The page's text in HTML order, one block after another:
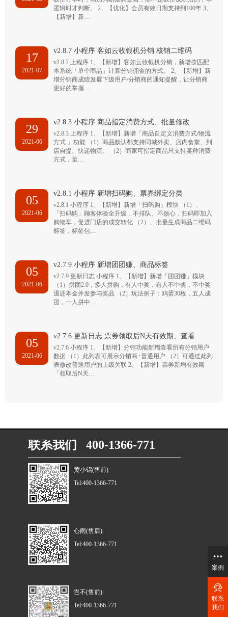
逻辑时才判断。 2、【优化】会员有效日期支持到100年 3、
【新增】新…
17
2021-07
v2.8.7 小程序 客如云收银机分销 核销二维码
v2.8.7 上程序 1、【新增】客如云收银机分销，新增按匹配
本系统「单个商品」计算分销佣金的方式。 2、【新增】新
增分销商成绩发展下级用户/分销商的通知提醒，让分销商
更好的掌握…
29
2021-06
v2.8.3 小程序 商品指定消费方式、批量修改
v2.8.3 上程序 1、【新增】新增「商品自定义消费方式/物流
方式 」功能 （1）商品默认都支持同城外卖、店内食堂、到
店自提、快递物流。 （2）商家可指定商品只支持某种消费
方式，至…
05
2021-06
v2.8.1 小程序 新增扫码购、票券绑定分类
v2.8.1 小程序 1、【新增】新增「扫码购」模块 （1）、
「扫码购」顾客体验全升级，不排队、不烦心，扫码即加入
购物车，促进门店的成交转化 （2）、批量生成商品二维码
标签，标签包…
05
2021-06
v2.7.9 小程序 新增团团赚、商品标签
v2.7.9 更新日志 小程序 1、【新增】新增「团团赚」模块
（1）拼团2.0，多人拼购，有人中奖，有人不中奖，不中奖
退还本金并发参与奖品 （2）玩法例子：鸡蛋30枚，五人成
团，一人拼中…
05
2021-06
v2.7.6 更新日志 票券领取后N天有效期、查看
v2.7.6 小程序 1、【新增】分销功能新增查看所有分销用户
数据 （1）此列表可展示分销商+普通用户 （2）可通过此列
表修改普通用户的上级关联 2、【新增】票券新增有效期
「领取后N天…
联系我们 400-1366-771
黄小锅(售前)
Tel:400-1366-771
心雨(售后)
Tel:400-1366-771
岂不(售前)
Tel:400-1366-771
案例
联系
我们